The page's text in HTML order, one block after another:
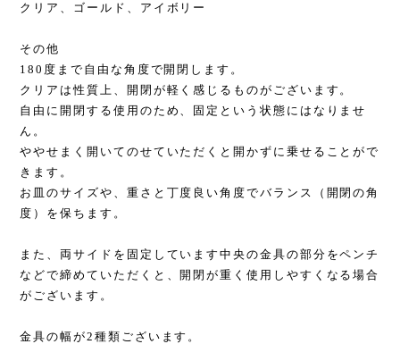
クリア、ゴールド、アイボリー
その他
180度まで自由な角度で開閉します。
クリアは性質上、開閉が軽く感じるものがございます。
自由に開閉する使用のため、固定という状態にはなりませ
ん。
ややせまく開いてのせていただくと開かずに乗せることがで
きます。
お皿のサイズや、重さと丁度良い角度でバランス（開閉の角
度）を保ちます。
また、両サイドを固定しています中央の金具の部分をペンチ
などで締めていただくと、開閉が重く使用しやすくなる場合
がございます。
金具の幅が2種類ございます。